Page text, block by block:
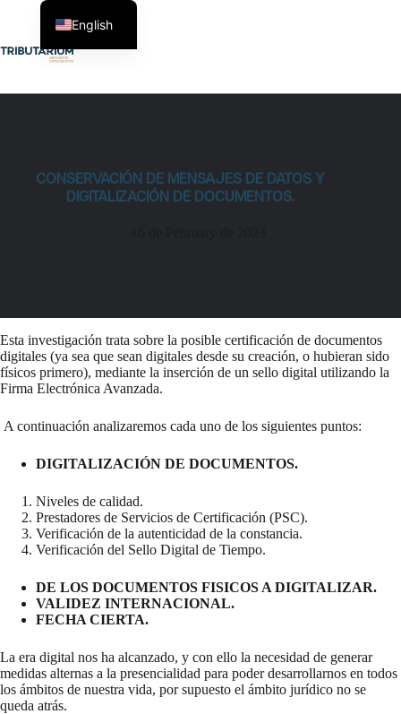
CONSERVACIÓN DE MENSAJES DE DATOS Y
DIGITALIZACIÓN DE DOCUMENTOS.
Esta investigación trata sobre la posible certificación de documentos
digitales (ya sea que sean digitales desde su creación, o hubieran sido
físicos primero), mediante la inserción de un sello digital utilizando la
Firma Electrónica Avanzada.
A continuación analizaremos cada uno de los siguientes puntos:
DIGITALIZACIÓN DE DOCUMENTOS.
Niveles de calidad.
Prestadores de Servicios de Certificación (PSC).
Verificación de la autenticidad de la constancia.
Verificación del Sello Digital de Tiempo.
DE LOS DOCUMENTOS FISICOS A DIGITALIZAR.
VALIDEZ INTERNACIONAL.
FECHA CIERTA.
La era digital nos ha alcanzado, y con ello la necesidad de generar
medidas alternas a la presencialidad para poder desarrollarnos en todos
los ámbitos de nuestra vida, por supuesto el ámbito jurídico no se
queda atrás.
English